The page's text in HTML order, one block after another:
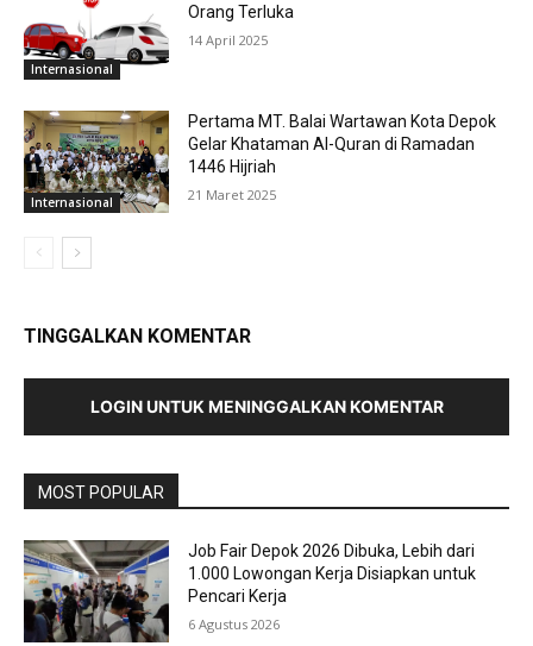
Internasional
Orang Terluka
14 April 2025
Internasional
Pertama MT. Balai Wartawan Kota Depok
Gelar Khataman Al-Quran di Ramadan
1446 Hijriah
21 Maret 2025
TINGGALKAN KOMENTAR
LOGIN UNTUK MENINGGALKAN KOMENTAR
MOST POPULAR
Job Fair Depok 2026 Dibuka, Lebih dari
1.000 Lowongan Kerja Disiapkan untuk
Pencari Kerja
6 Agustus 2026